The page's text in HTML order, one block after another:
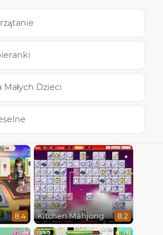
Małych Dzieci
8.4 Kitchen Mahjong 8.2